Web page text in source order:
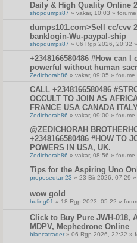
Daily & High Quality Online
shopdumps87 » vakar, 10:03 » forume
dumps101.com>Sell cc/cvv
banklogin-Wu-paypal-ship
shopdumps87 » 06 Rgp 2026, 20:32
+2348166580486 #How can
powerful without human
Zedichorah86 » vakar, 09:05 » forume
CALL +2348166580486
OCCULT TO JOIN AS
FRANCE USA CANADA
Zedichorah86 » vakar, 09:00 » forume
@ZEDICHORAH
+2348166580486 #HOW TO
POWERS IN USA, UK.
Zedichorah86 » vakar, 08:56 » forume
Tips for the Aspiring Uno
proposedtan23 » 23 Bir 2026, 07:29 »
wow gold
huling01 » 18 Rgp 2023, 05:22 »
Click to Buy Pure JWH-018,
MDPV, Mephedrone Online
blancatrader » 06 Rgp 2026, 22:32 »